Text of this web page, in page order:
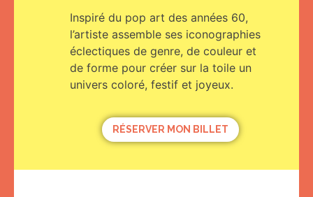
Inspiré du pop art des années 60,
l’artiste assemble ses iconographies
éclectiques de genre, de couleur et
de forme pour créer sur la toile un
univers coloré, festif et joyeux.
RÉSERVER MON BILLET